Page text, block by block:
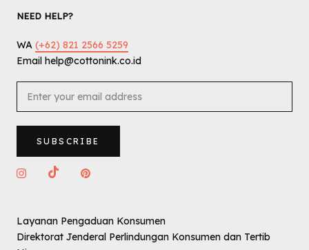
NEED HELP?
WA (+62) 821 2566 5259
Email help@cottonink.co.id
SUBSCRIBE
Layanan Pengaduan Konsumen
Direktorat Jenderal Perlindungan Konsumen dan Tertib